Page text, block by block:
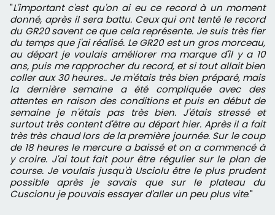
"L'important c'est qu'on ai eu ce record à un moment
donné, après il sera battu. Ceux qui ont tenté le record
du GR20 savent ce que cela représente. Je suis très fier
du temps que j'ai réalisé. Le GR20 est un gros morceau,
au départ je voulais améliorer ma marque d'il y a 10
ans, puis me rapprocher du record, et si tout allait bien
coller aux 30 heures.. Je m'étais très bien préparé, mais
la dernière semaine a été compliquée avec des
attentes en raison des conditions et puis en début de
semaine je n'étais pas très bien. J'étais stressé et
surtout très content d'être au départ hier. Après il a fait
très très chaud lors de la première journée. Sur le coup
de 18 heures le mercure a baissé et on a commencé à
y croire. J'ai tout fait pour être régulier sur le plan de
course. Je voulais jusqu'à Usciolu être le plus prudent
possible après je savais que sur le plateau du
Cuscionu je pouvais essayer d'aller un peu plus vite."